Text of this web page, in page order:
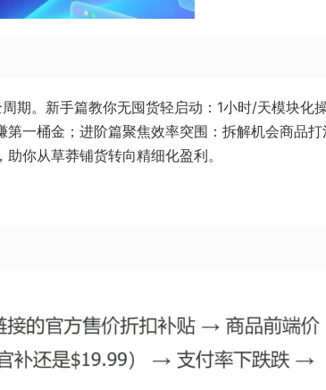
期。新手篇教你无囤货轻启动：1小时/天模块化
一桶金；进阶篇聚焦效率突围：拆解机会商品打
你从草莽铺货转向精细化盈利。